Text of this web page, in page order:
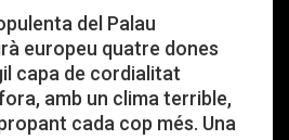
del Palau
europeu quatre dones
capa de cordialitat
amb un clima terrible,
cada cop més. Una